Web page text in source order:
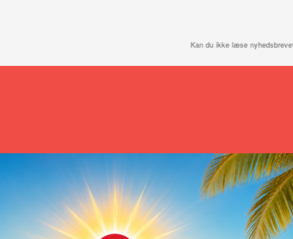
Kan du ikke læse